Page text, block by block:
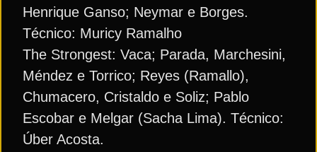
Henrique Ganso; Neymar e Borges.
Técnico: Muricy Ramalho
The Strongest: Vaca; Parada, Marchesini,
Méndez e Torrico; Reyes (Ramallo),
Chumacero, Cristaldo e Soliz; Pablo
Escobar e Melgar (Sacha Lima). Técnico:
Úber Acosta.